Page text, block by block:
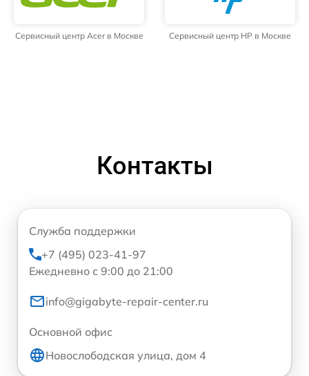
Сервисный центр Acer в Москве Сервисный центр HP в Москве
Контакты
Служба поддержки
+7 (495) 023-41-97
Ежедневно с 9:00 до 21:00
info@gigabyte-repair-center.ru
Основной офис
Новослободская улица, дом 4